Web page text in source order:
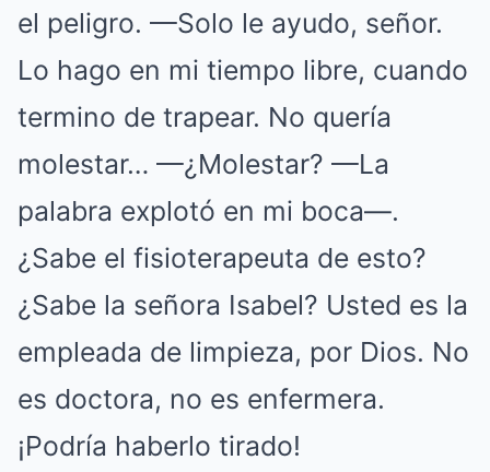
el peligro. —Solo le ayudo, señor.
Lo hago en mi tiempo libre, cuando
termino de trapear. No quería
molestar… —¿Molestar? —La
palabra explotó en mi boca—.
¿Sabe el fisioterapeuta de esto?
¿Sabe la señora Isabel? Usted es la
empleada de limpieza, por Dios. No
es doctora, no es enfermera.
¡Podría haberlo tirado!